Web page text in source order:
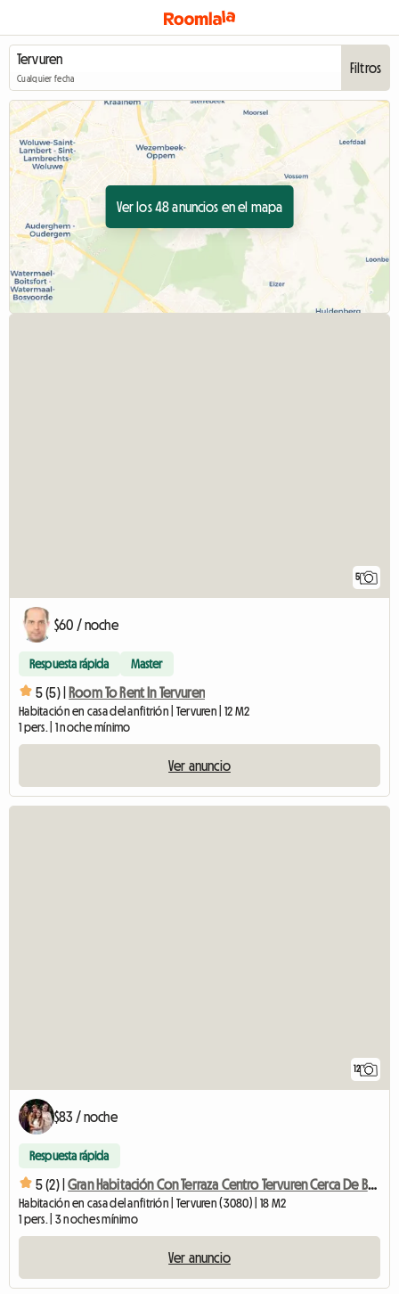
Cualquier fecha
Filtros
Ver los 48 anuncios en el mapa
5
$60 / noche
Respuesta rápida Master
5 (5) | Room To Rent In Tervuren
Habitación en casa del anfitrión | Tervuren | 12 M2
1 pers. | 1 noche mínimo
Ver anuncio
12
$83 / noche
Respuesta rápida
5 (2) | Gran Habitación Con Terraza Centro Tervuren Cerca De Bxl / Lovaina
Habitación en casa del anfitrión | Tervuren (3080) | 18 M2
1 pers. | 3 noches mínimo
Ver anuncio